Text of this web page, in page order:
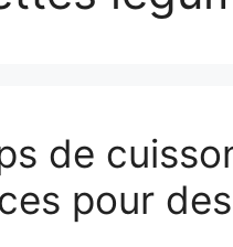
de
pour